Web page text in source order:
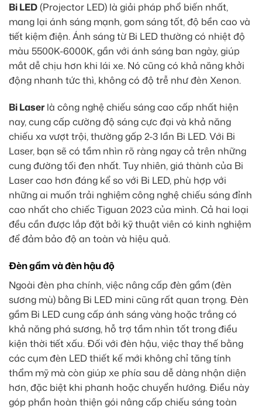
Bi LED(Projector LED) là giải pháp phổ biến nhất,
mang lại ánh sáng mạnh, gom sáng tốt, độ bền cao và
tiết kiệm điện. Ánh sáng từ Bi LED thường có nhiệt độ
màu 5500K-6000K, gần với ánh sáng ban ngày, giúp
mắt dễ chịu hơn khi lái xe. Nó cũng có khả năng khởi
động nhanh tức thì, không có độ trễ như đèn Xenon.
Bi Laserlà công nghệ chiếu sáng cao cấp nhất hiện
nay, cung cấp cường độ sáng cực đại và khả năng
chiếu xa vượt trội, thường gấp 2-3 lần Bi LED. Với Bi
Laser, bạn sẽ có tầm nhìn rõ ràng ngay cả trên những
cung đường tối đen nhất. Tuy nhiên, giá thành của Bi
Laser cao hơn đáng kể so với Bi LED, phù hợp với
những ai muốn trải nghiệm công nghệ chiếu sáng đỉnh
cao nhất cho chiếc Tiguan 2023 của mình. Cả hai loại
đều cần được lắp đặt bởi kỹ thuật viên có kinh nghiệm
để đảm bảo độ an toàn và hiệu quả.
Đèn gầm và đèn hậu độ
Ngoài đèn pha chính, việc nâng cấp đèn gầm (đèn
sương mù) bằng Bi LED mini cũng rất quan trọng. Đèn
gầm Bi LED cung cấp ánh sáng vàng hoặc trắng có
khả năng phá sương, hỗ trợ tầm nhìn tốt trong điều
kiện thời tiết xấu. Đối với đèn hậu, việc thay thế bằng
các cụm đèn LED thiết kế mới không chỉ tăng tính
thẩm mỹ mà còn giúp xe phía sau dễ dàng nhận diện
hơn, đặc biệt khi phanh hoặc chuyển hướng. Điều này
góp phần hoàn thiện gói nâng cấp chiếu sáng toàn